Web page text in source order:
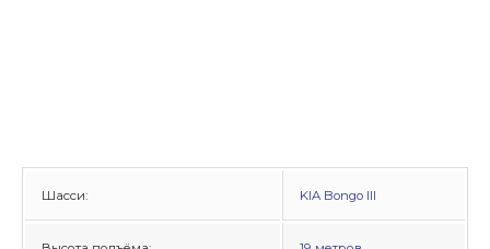
Шасси: KIA Bongo III